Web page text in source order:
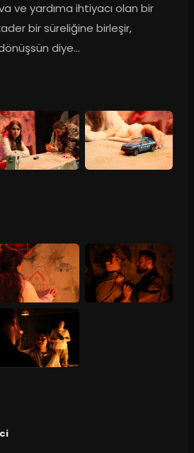
ve yardıma ihtiyacı olan bir
bir süreliğine birleşir,
diye...